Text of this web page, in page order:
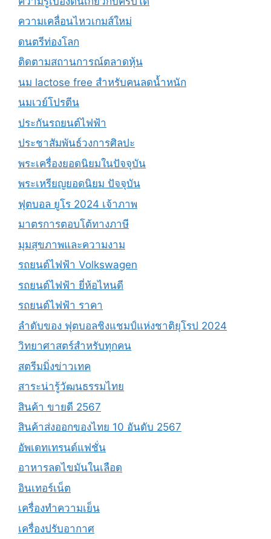
ความเคลื่อนไหวเกมส์ใหม่
ดนตรีท่องโลก
ติดตามสถานการณ์ตลาดหุ้น
นม lactose free สำหรับคนลดน้ำหนัก
นมเวย์โปรตีน
ประกันรถยนต์ไฟฟ้า
ประชาสัมพันธ์วงการศิลปะ
พระเครื่องยอดนิยมในปัจจุบัน
พระเหรียญยอดนิยม ปัจจุบัน
ฟุตบอล ยูโร 2024 เจ้าภาพ
มาตรการตอบโต้ทางภาษี
มุมสุขภาพและความงาม
รถยนต์ไฟฟ้า Volkswagen
รถยนต์ไฟฟ้า ยี่ห้อไหนดี
รถยนต์ไฟฟ้า ราคา
ลำดับของ ฟุตบอลชิงแชมป์แห่งชาติยุโรป 2024
วิทยาศาสตร์สำหรับทุกคน
สตรีมมิ่งข่าวเทค
สาระน่ารู้วัฒนธรรมไทย
สินค้า ขายดี 2567
สินค้าส่งออกของไทย 10 อันดับ 2567
อัพเดทเทรนด์แฟชั่น
อาหารลดไขมันในเลือด
อินเทอร์เน็ต
เครื่องทำความเย็น
เครื่องปรับอากาศ